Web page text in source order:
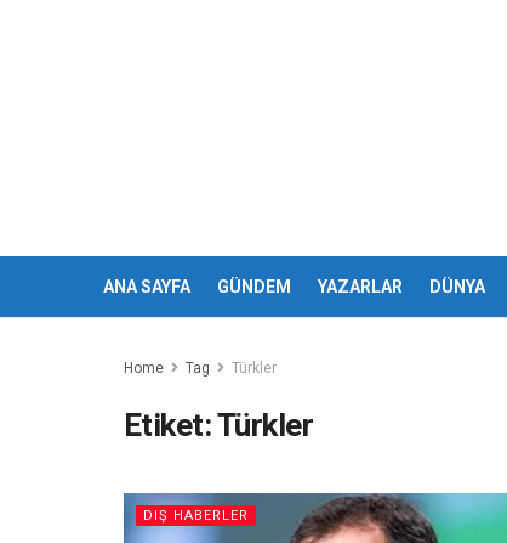
ANA SAYFA GÜNDEM YAZARLAR DÜNYA
Home Tag Türkler
Etiket:Türkler
DIŞ HABERLER